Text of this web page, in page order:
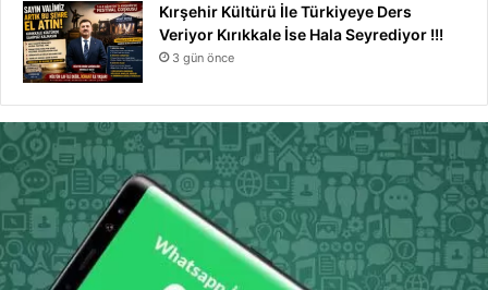
Kırşehir Kültürü İle Türkiyeye Ders
Veriyor Kırıkkale İse Hala Seyrediyor !!!
3 gün önce